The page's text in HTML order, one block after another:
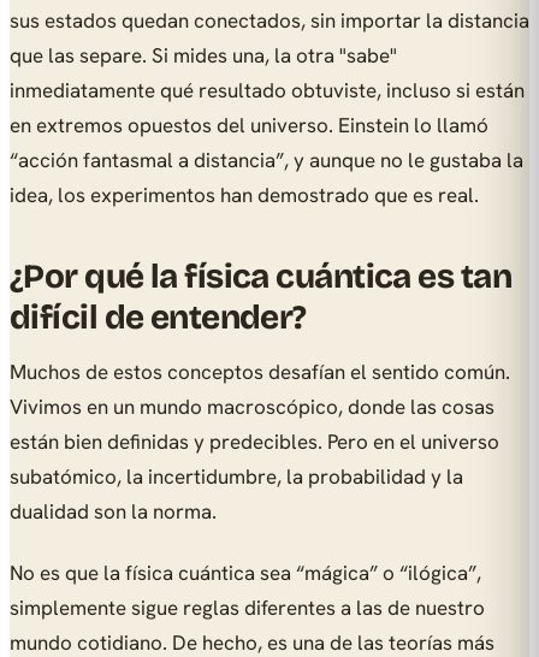
sus estados quedan conectados, sin importar la distancia
que las separe. Si mides una, la otra "sabe"
inmediatamente qué resultado obtuviste, incluso si están
en extremos opuestos del universo. Einstein lo llamó
“acción fantasmal a distancia”, y aunque no le gustaba la
idea, los experimentos han demostrado que es real.
¿Por qué la física cuántica es tan
difícil de entender?
Muchos de estos conceptos desafían el sentido común.
Vivimos en un mundo macroscópico, donde las cosas
están bien definidas y predecibles. Pero en el universo
subatómico, la incertidumbre, la probabilidad y la
dualidad son la norma.
No es que la física cuántica sea “mágica” o “ilógica”,
simplemente sigue reglas diferentes a las de nuestro
mundo cotidiano. De hecho, es una de las teorías más